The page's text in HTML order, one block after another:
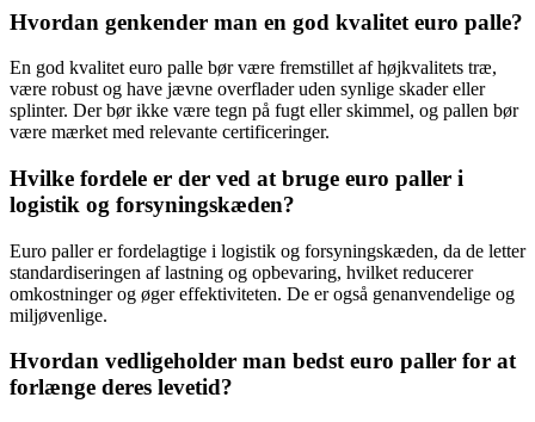
Hvordan genkender man en god kvalitet euro palle?
En god kvalitet euro palle bør være fremstillet af højkvalitets træ,
være robust og have jævne overflader uden synlige skader eller
splinter. Der bør ikke være tegn på fugt eller skimmel, og pallen bør
være mærket med relevante certificeringer.
Hvilke fordele er der ved at bruge euro paller i
logistik og forsyningskæden?
Euro paller er fordelagtige i logistik og forsyningskæden, da de letter
standardiseringen af lastning og opbevaring, hvilket reducerer
omkostninger og øger effektiviteten. De er også genanvendelige og
miljøvenlige.
Hvordan vedligeholder man bedst euro paller for at
forlænge deres levetid?